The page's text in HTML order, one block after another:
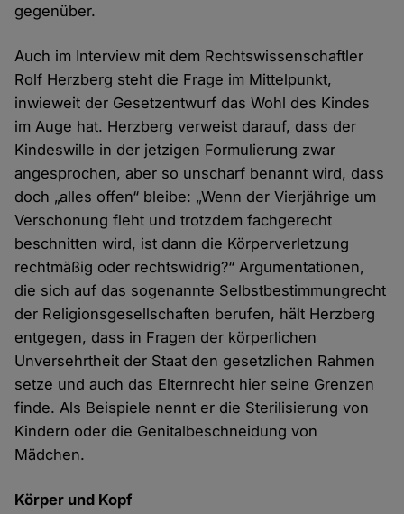
gegenüber.
Auch im Interview mit dem Rechtswissenschaftler
Rolf Herzberg steht die Frage im Mittelpunkt,
inwieweit der Gesetzentwurf das Wohl des Kindes
im Auge hat. Herzberg verweist darauf, dass der
Kindeswille in der jetzigen Formulierung zwar
angesprochen, aber so unscharf benannt wird, dass
doch „alles offen“ bleibe: „Wenn der Vierjährige um
Verschonung fleht und trotzdem fachgerecht
beschnitten wird, ist dann die Körperverletzung
rechtmäßig oder rechtswidrig?“ Argumentationen,
die sich auf das sogenannte Selbstbestimmungrecht
der Religionsgesellschaften berufen, hält Herzberg
entgegen, dass in Fragen der körperlichen
Unversehrtheit der Staat den gesetzlichen Rahmen
setze und auch das Elternrecht hier seine Grenzen
finde. Als Beispiele nennt er die Sterilisierung von
Kindern oder die Genitalbeschneidung von
Mädchen.
Körper und Kopf